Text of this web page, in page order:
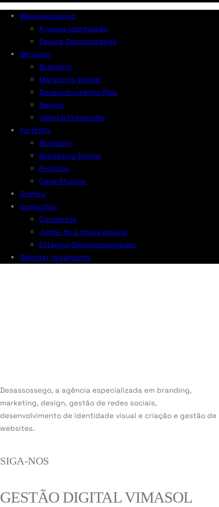
#desassossego
A nossa identidade
Equipa Desassossego
Serviços
Branding
Marketing Digital
Desenvolvimento Web
Design
Vídeo & Fotografia
Portfólio
Branding
Marketing Digital
Projetos
Case Studies
Orpheu
Contactos
Contactos
Junta-te à nossa equipa
Estágios Desassossegados
Solicitar orçamento
Desassossego, a agência especializada em branding,
marketing, design, gestão de redes sociais,
desenvolvimento de identidade visual e criação e gestão de
websites.
SIGA-NOS
GESTÃO DIGITAL VIMASOL